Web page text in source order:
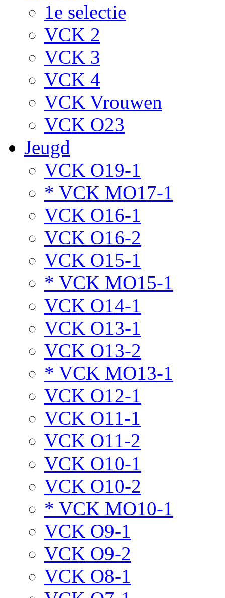
1e selectie
VCK 2
VCK 3
VCK 4
VCK Vrouwen
VCK O23
Jeugd
VCK O19-1
* VCK MO17-1
VCK O16-1
VCK O16-2
VCK O15-1
* VCK MO15-1
VCK O14-1
VCK O13-1
VCK O13-2
* VCK MO13-1
VCK O12-1
VCK O11-1
VCK O11-2
VCK O10-1
VCK O10-2
* VCK MO10-1
VCK O9-1
VCK O9-2
VCK O8-1